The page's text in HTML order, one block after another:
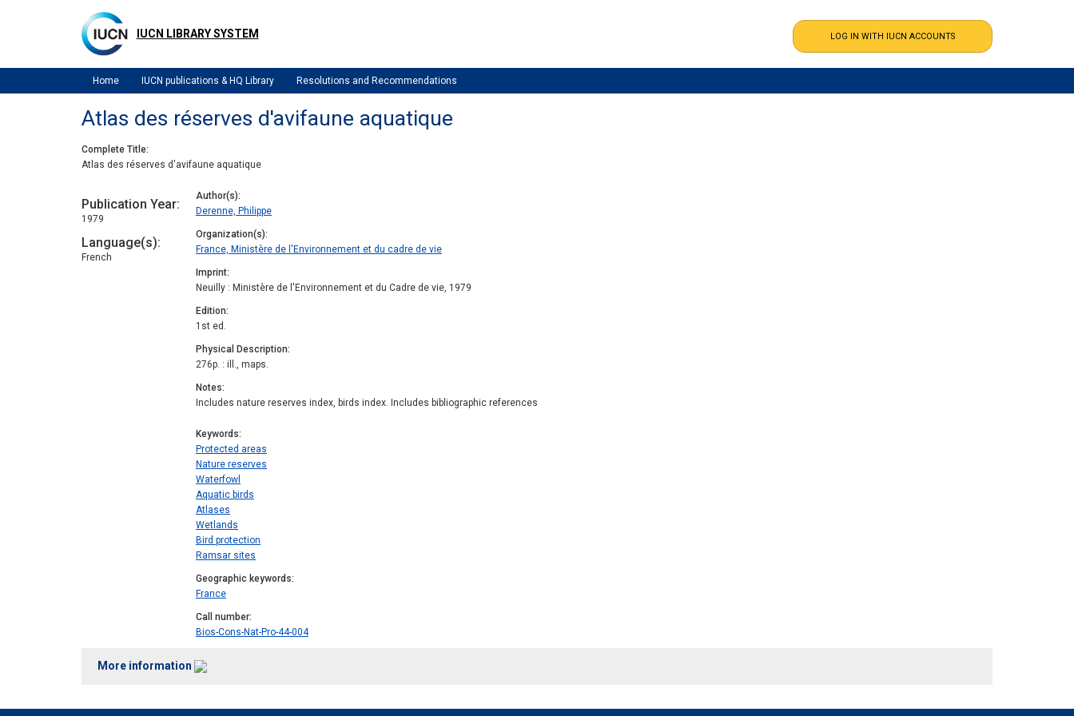
IUCN LIBRARY SYSTEM
Home IUCN publications & HQ Library Resolutions and Recommendations
Atlas des réserves d'avifaune aquatique
Complete Title
Atlas des réserves d'avifaune aquatique
Publication Year
1979
Language(s)
French
Author(s)
Derenne, Philippe
Organization(s)
France, Ministère de l'Environnement et du cadre de vie
Imprint
Neuilly : Ministère de l'Environnement et du Cadre de vie, 1979
Edition
1st ed.
Physical Description
276p. : ill., maps.
Notes
Includes nature reserves index, birds index. Includes bibliographic references
Keywords
Protected areas
Nature reserves
Waterfowl
Aquatic birds
Atlases
Wetlands
Bird protection
Ramsar sites
Geographic keywords
France
Call number
Bios-Cons-Nat-Pro-44-004
More information